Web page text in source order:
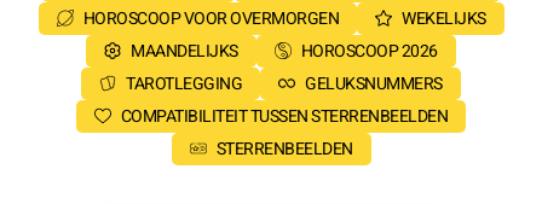
HOROSCOOP VOOR OVERMORGEN
WEKELIJKS
MAANDELIJKS
HOROSCOOP 2026
TAROTLEGGING
GELUKSNUMMERS
COMPATIBILITEIT TUSSEN STERRENBEELDEN
STERRENBEELDEN